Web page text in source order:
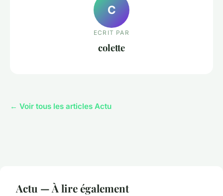
C
ECRIT PAR
colette
← Voir tous les articles Actu
Actu — À lire également